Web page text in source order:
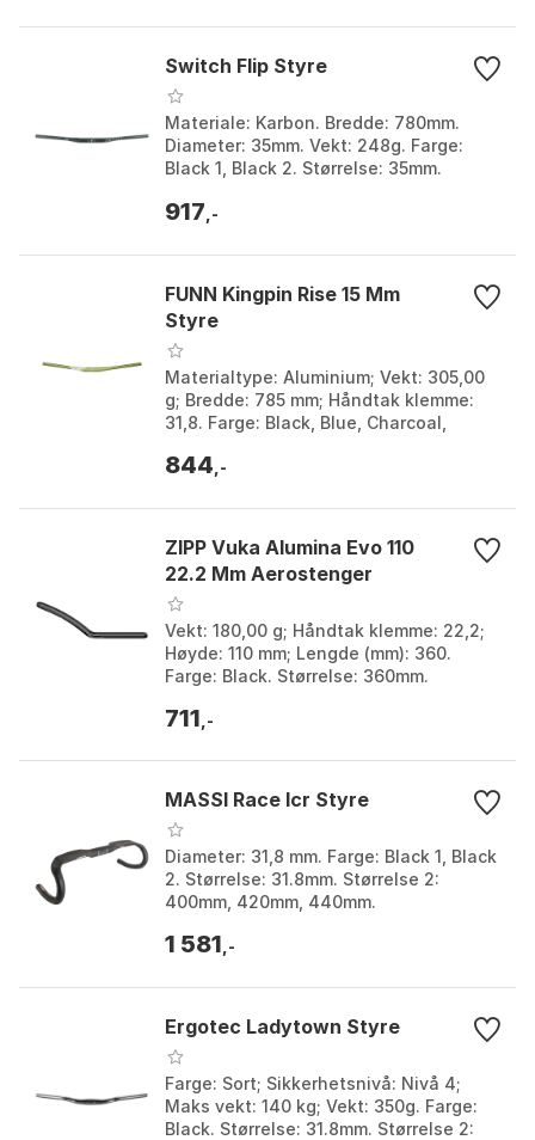
Switch Flip Styre
Materiale: Karbon. Bredde: 780mm.
Diameter: 35mm. Vekt: 248g. Farge:
Black 1, Black 2. Størrelse: 35mm.
917 ,-
FUNN Kingpin Rise 15 Mm
Styre
Materialtype: Aluminium; Vekt: 305,00
g; Bredde: 785 mm; Håndtak klemme:
31,8. Farge: Black, Blue, Charcoal,
35mm. Større...
844 ,-
ZIPP Vuka Alumina Evo 110
22.2 Mm Aerostenger
Vekt: 180,00 g; Håndtak klemme: 22,2;
Høyde: 110 mm; Lengde (mm): 360.
Farge: Black. Størrelse: 360mm.
711 ,-
MASSI Race Icr Styre
Diameter: 31,8 mm. Farge: Black 1, Black
2. Størrelse: 31.8mm. Størrelse 2:
400mm, 420mm, 440mm.
1 581 ,-
Ergotec Ladytown Styre
Farge: Sort; Sikkerhetsnivå: Nivå 4;
Maks vekt: 140 kg; Vekt: 350g. Farge:
Black. Størrelse: 31.8mm. Størrelse 2: